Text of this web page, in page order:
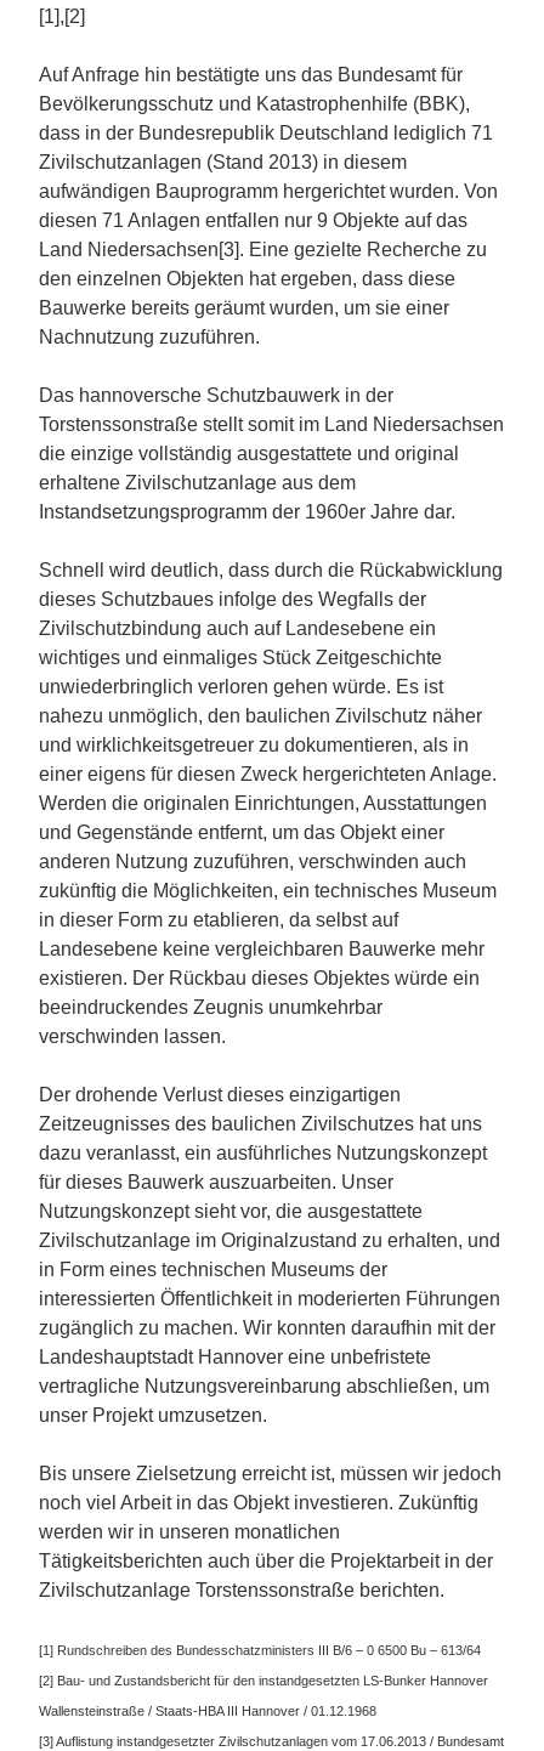
[1],[2]
Auf Anfrage hin bestätigte uns das Bundesamt für
Bevölkerungsschutz und Katastrophenhilfe (BBK),
dass in der Bundesrepublik Deutschland lediglich 71
Zivilschutzanlagen (Stand 2013) in diesem
aufwändigen Bauprogramm hergerichtet wurden. Von
diesen 71 Anlagen entfallen nur 9 Objekte auf das
Land Niedersachsen[3]. Eine gezielte Recherche zu
den einzelnen Objekten hat ergeben, dass diese
Bauwerke bereits geräumt wurden, um sie einer
Nachnutzung zuzuführen.
Das hannoversche Schutzbauwerk in der
Torstenssonstraße stellt somit im Land Niedersachsen
die einzige vollständig ausgestattete und original
erhaltene Zivilschutzanlage aus dem
Instandsetzungsprogramm der 1960er Jahre dar.
Schnell wird deutlich, dass durch die Rückabwicklung
dieses Schutzbaues infolge des Wegfalls der
Zivilschutzbindung auch auf Landesebene ein
wichtiges und einmaliges Stück Zeitgeschichte
unwiederbringlich verloren gehen würde. Es ist
nahezu unmöglich, den baulichen Zivilschutz näher
und wirklichkeitsgetreuer zu dokumentieren, als in
einer eigens für diesen Zweck hergerichteten Anlage.
Werden die originalen Einrichtungen, Ausstattungen
und Gegenstände entfernt, um das Objekt einer
anderen Nutzung zuzuführen, verschwinden auch
zukünftig die Möglichkeiten, ein technisches Museum
in dieser Form zu etablieren, da selbst auf
Landesebene keine vergleichbaren Bauwerke mehr
existieren. Der Rückbau dieses Objektes würde ein
beeindruckendes Zeugnis unumkehrbar
verschwinden lassen.
Der drohende Verlust dieses einzigartigen
Zeitzeugnisses des baulichen Zivilschutzes hat uns
dazu veranlasst, ein ausführliches Nutzungskonzept
für dieses Bauwerk auszuarbeiten. Unser
Nutzungskonzept sieht vor, die ausgestattete
Zivilschutzanlage im Originalzustand zu erhalten, und
in Form eines technischen Museums der
interessierten Öffentlichkeit in moderierten Führungen
zugänglich zu machen. Wir konnten daraufhin mit der
Landeshauptstadt Hannover eine unbefristete
vertragliche Nutzungsvereinbarung abschließen, um
unser Projekt umzusetzen.
Bis unsere Zielsetzung erreicht ist, müssen wir jedoch
noch viel Arbeit in das Objekt investieren. Zukünftig
werden wir in unseren monatlichen
Tätigkeitsberichten auch über die Projektarbeit in der
Zivilschutzanlage Torstenssonstraße berichten.
[1] Rundschreiben des Bundesschatzministers III B/6 – 0 6500 Bu – 613/64
[2] Bau- und Zustandsbericht für den instandgesetzten LS-Bunker Hannover
Wallensteinstraße / Staats-HBA III Hannover / 01.12.1968
[3] Auflistung instandgesetzter Zivilschutzanlagen vom 17.06.2013 / Bundesamt